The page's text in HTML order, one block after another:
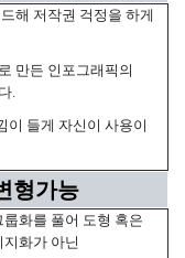
해 저작권 걱정을 하게
만든 인포그래픽의
.
이 들게 자신이 사용이
형가능
화를 풀어 도형 혹은
화가 아닌